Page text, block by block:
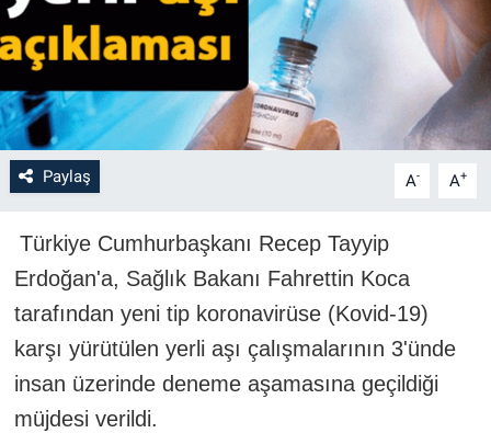
Paylaş A- A+
Türkiye Cumhurbaşkanı Recep Tayyip
Erdoğan'a, Sağlık Bakanı Fahrettin Koca
tarafından yeni tip koronavirüse (Kovid-19)
karşı yürütülen yerli aşı çalışmalarının 3'ünde
insan üzerinde deneme aşamasına geçildiği
müjdesi verildi.